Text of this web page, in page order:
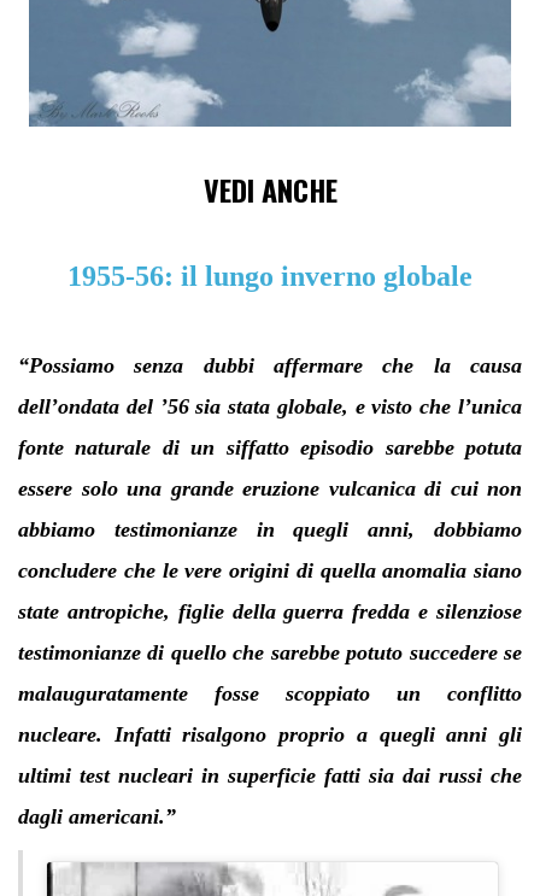
VEDI ANCHE
1955-56: il lungo inverno globale
“Possiamo senza dubbi affermare che la causa
dell’ondata del ’56 sia stata globale, e visto che l’unica
fonte naturale di un siffatto episodio sarebbe potuta
essere solo una grande eruzione vulcanica di cui non
abbiamo testimonianze in quegli anni, dobbiamo
concludere che le vere origini di quella anomalia siano
state antropiche, figlie della guerra fredda e silenziose
testimonianze di quello che sarebbe potuto succedere se
malauguratamente fosse scoppiato un conflitto
nucleare. Infatti risalgono proprio a quegli anni gli
ultimi test nucleari in superficie fatti sia dai russi che
dagli americani.”